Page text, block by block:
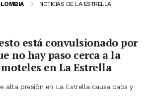
NOTICIAS DE LA ESTRELLA
está convulsionado por
no hay paso cerca a la
en La Estrella
alta presión en La Estrella causa caos y